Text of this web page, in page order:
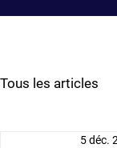
Tous les articles
5 déc.